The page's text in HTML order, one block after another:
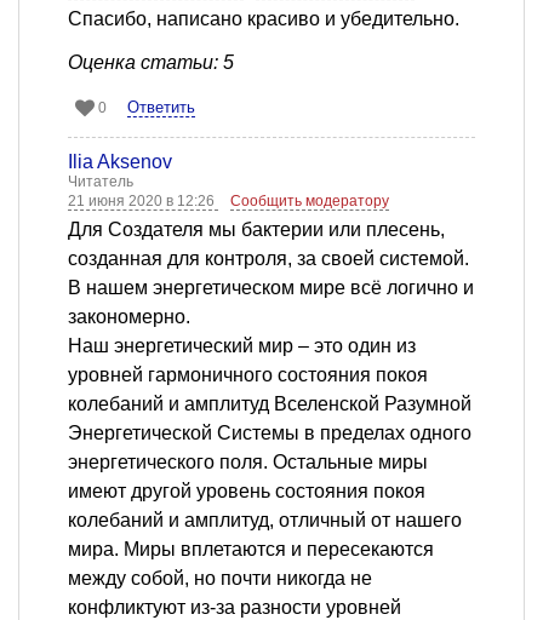
Спасибо, написано красиво и убедительно.
Оценка статьи: 5
0 Ответить
Ilia Aksenov
Читатель
21 июня 2020 в 12:26
Сообщить модератору
Для Создателя мы бактерии или плесень,
созданная для контроля, за своей системой.
В нашем энергетическом мире всё логично и
закономерно.
Наш энергетический мир – это один из
уровней гармоничного состояния покоя
колебаний и амплитуд Вселенской Разумной
Энергетической Системы в пределах одного
энергетического поля. Остальные миры
имеют другой уровень состояния покоя
колебаний и амплитуд, отличный от нашего
мира. Миры вплетаются и пересекаются
между собой, но почти никогда не
конфликтуют из-за разности уровней